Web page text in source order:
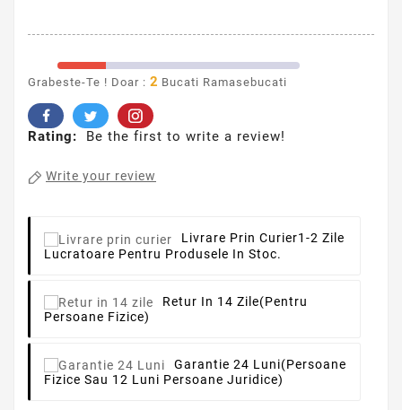
Grabeste-Te ! Doar : 2 Bucati Ramasebucati
Rating: Be the first to write a review!
Write your review
Livrare Prin Curier1-2 Zile
Lucratoare Pentru Produsele In Stoc.
Retur In 14 Zile(pentru
Persoane Fizice)
Garantie 24 Luni(persoane
Fizice Sau 12 Luni Persoane Juridice)